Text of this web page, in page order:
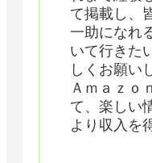
て掲載し、
一助になれ
いて行きた
しくお願い
Ａｍａｚｏ
て、楽しい
より収入を